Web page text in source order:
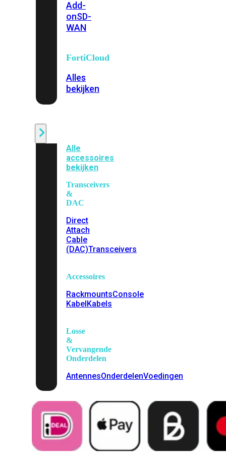
Add-
onSD-
WAN
FortiCloud
Alles
bekijken
Alle
accessoires
bekijken
Transceivers
&
DAC
Direct
Attach
Cable
(DAC)Transceivers
Accessoires
RackmountsConsole
KabelKabels
Losse
&
Vervangende
Onderdelen
AntennesOnderdelenVoedingen